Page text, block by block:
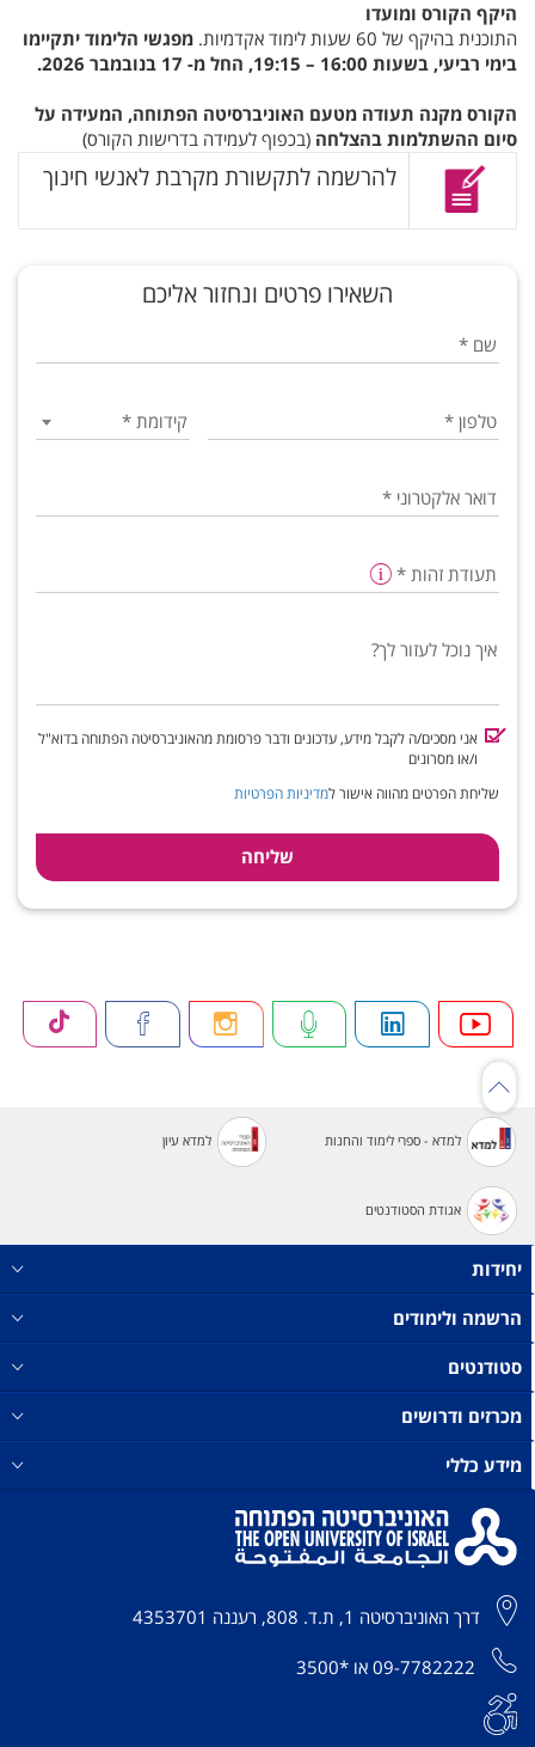
היקף הקורס ומועדו
התוכנית בהיקף של 60 שעות לימוד אקדמיות.
מפגשי הלימוד יתקיימו
בימי רביעי, בשעות 16:00 – 19:15, החל מ- 17 בנובמבר 2026.
הקורס מקנה תעודה מטעם האוניברסיטה הפתוחה, המעידה על
סיום ההשתלמות בהצלחה (בכפוף לעמידה בדרישות הקורס)
להרשמה לתקשורת מקרבת לאנשי חינוך
השאירו פרטים ונחזור אליכם
שם *
תעודת זהות *
טלפון* קידומת*
דואר אלקטרוני *
איך נוכל לעזור לך?
אני מסכים/ה לקבל מידע, עדכונים ודבר פרסומת מהאוניברסיטה הפתוחה בדוא"ל
ו/או מסרונים
שליחת הפרטים מהווה אישור למדיניות הפרטיות
למדא - ספרי לימוד והחנות למדא עיון
אגודת הסטודנטים
יחידות
הרשמה ולימודים
סטודנטים
מכרזים ודרושים
מידע כללי
דרך האוניברסיטה 1, ת.ד. 808, רעננה 4353701
09-7782222 או *3500